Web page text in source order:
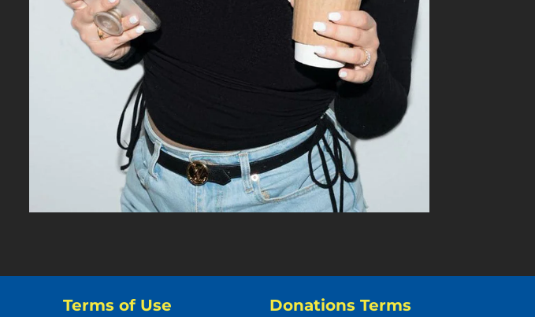
Terms of Use Donations Terms